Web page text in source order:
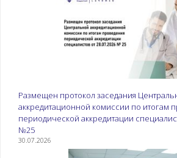
Размещен протокол заседания
аккредитационной комиссии по итогам
периодической аккредитации
№25
30.07.2026